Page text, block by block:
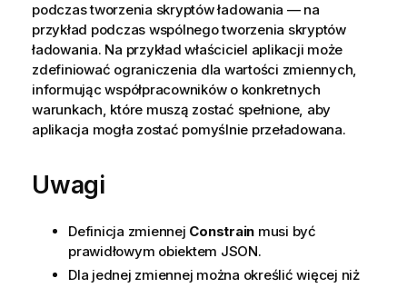
podczas tworzenia skryptów ładowania — na
przykład podczas wspólnego tworzenia skryptów
ładowania. Na przykład właściciel aplikacji może
zdefiniować ograniczenia dla wartości zmiennych,
informując współpracowników o konkretnych
warunkach, które muszą zostać spełnione, aby
aplikacja mogła zostać pomyślnie przeładowana.
Uwagi
Definicja zmiennej Constrain musi być
prawidłowym obiektem JSON.
Dla jednej zmiennej można określić więcej niż